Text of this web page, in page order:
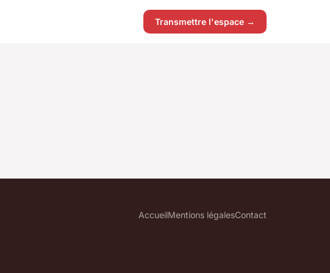
Transmettre l'espace →
AccueilMentions légalesContact